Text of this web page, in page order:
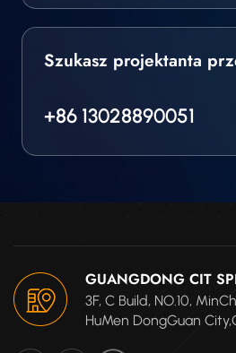
Szukasz projektanta
+86 13028890051
GUANGDONG CIT
3F, C Build, NO.10,
HuMen DongGuan